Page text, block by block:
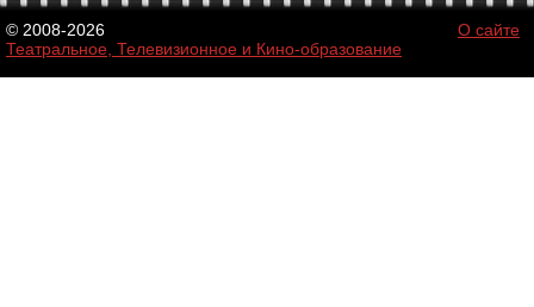
© 2008-2026
Театральное, Телевизионное и Кино-образование
О сайте